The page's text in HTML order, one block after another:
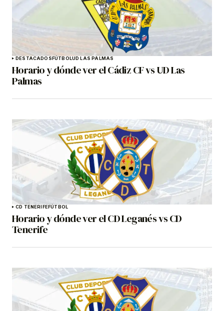
DESTACADOS FÚTBOLUD LAS PALMAS
Horario y dónde ver el Cádiz CF vs UD Las
Palmas
CD TENERIFEFÚTBOL
Horario y dónde ver el CD Leganés vs CD
Tenerife